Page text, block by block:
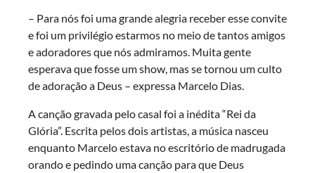
– Para nós foi uma grande alegria receber esse convite
e foi um privilégio estarmos no meio de tantos amigos
e adoradores que nós admiramos. Muita gente
esperava que fosse um show, mas se tornou um culto
de adoração a Deus – expressa Marcelo Dias.
A canção gravada pelo casal foi a inédita “Rei da
Glória”. Escrita pelos dois artistas, a música nasceu
enquanto Marcelo estava no escritório de madrugada
orando e pedindo uma canção para que Deus